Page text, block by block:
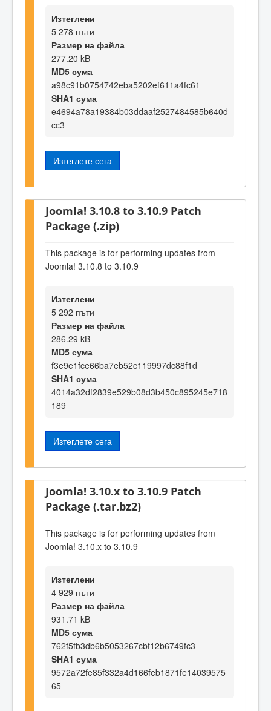
Изтеглени
5 278 пъти
Размер на файла
277.20 kB
MD5 сума
a98c91b0754742eba5202ef611a4fc61
SHA1 сума
e4694a78a19384b03ddaaf2527484585b640d
cc3
Изтеглете сега
Joomla! 3.10.8 to 3.10.9 Patch
Package (.zip)
This package is for performing updates from
Joomla! 3.10.8 to 3.10.9
Изтеглени
5 292 пъти
Размер на файла
286.29 kB
MD5 сума
f3e9e1fce66ba7eb52c119997dc88f1d
SHA1 сума
4014a32df2839e529b08d3b450c895245e718
189
Изтеглете сега
Joomla! 3.10.x to 3.10.9 Patch
Package (.tar.bz2)
This package is for performing updates from
Joomla! 3.10.x to 3.10.9
Изтеглени
4 929 пъти
Размер на файла
931.71 kB
MD5 сума
762f5fb3db6b5053267cbf12b6749fc3
SHA1 сума
9572a72fe85f332a4d166feb1871fe14039575
65